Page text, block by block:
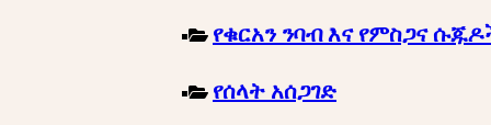
የቁርአን ንባብ እና የምስጋና
የሰላት አሰጋገድ